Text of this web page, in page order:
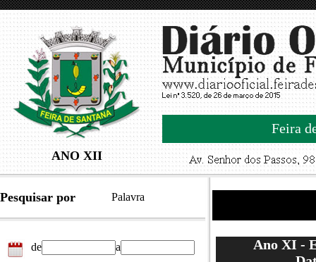
ANO XII
Feira
Pesquisar por Palavra
de a
Ano XI -